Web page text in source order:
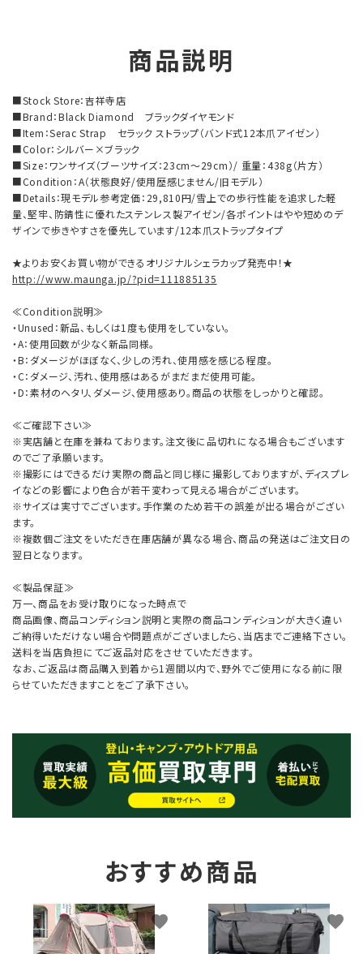
商品説明
■Stock Store：吉祥寺店
■Brand：Black Diamond ブラックダイヤモンド
■Item：Serac Strap セラック ストラップ（バンド式12本爪アイゼン）
■Color：シルバー×ブラック
■Size：ワンサイズ（ブーツサイズ：23cm～29cm）/ 重量：438g（片方）
■Condition：A（状態良好/使用歴感じません/旧モデル）
■Details：現モデル参考定価：29,810円/雪上での歩行性能を追求した軽
量、堅牢、防錆性に優れたステンレス製アイゼン/各ポイントはやや短めのデ
ザインで歩きやすさを優先しています/12本爪ストラップタイプ
★よりお安くお買い物ができるオリジナルシェラカップ発売中！★
http://www.maunga.jp/?pid=111885135
≪Condition説明≫
・Unused：新品、もしくは1度も使用をしていない。
・A：使用回数が少なく新品同様。
・B：ダメージがほぼなく、少しの汚れ、使用感を感じる程度。
・C：ダメージ、汚れ、使用感はあるがまだまだ使用可能。
・D：素材のヘタリ、ダメージ、使用感あり。商品の状態をしっかりと確認。
≪ご確認下さい≫
※実店舗と在庫を兼ねております。注文後に品切れになる場合もございます
のでご了承願います。
※撮影にはできるだけ実際の商品と同じ様に撮影しておりますが、ディスプレ
イなどの影響により色合が若干変わって見える場合がございます。
※サイズは実寸でございます。手作業のため若干の誤差が出る場合がござい
ます。
※複数個ご注文をいただき在庫店舗が異なる場合、商品の発送はご注文日の
翌日となります。
≪製品保証≫
万一、商品をお受け取りになった時点で
商品画像、商品コンディション説明と実際の商品コンディションが大きく違い
ご納得いただけない場合や問題点がございましたら、当店までご連絡下さい。
送料を当店負担にてご返品対応をさせていただきます。
なお、ご返品は商品購入到着から1週間以内で、野外でご使用になる前に限
らせていただきますことをご了承下さい。
おすすめ商品
favorite favorite